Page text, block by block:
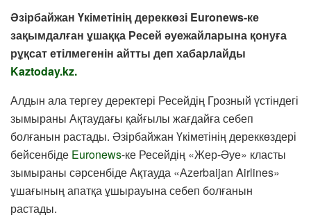
Әзірбайжан Үкіметінің дереккөзі Euronews-ке
зақымдалған ұшаққа Ресей әуежайларына қонуға
рұқсат етілмегенін айтты деп хабарлайды
Kaztoday.kz.
Алдын ала тергеу деректері Ресейдің Грозный үстіндегі
зымыраны Ақтаудағы қайғылы жағдайға себеп
болғанын растады. Әзірбайжан Үкіметінің дереккөздері
бейсенбіде Euronews-ке Ресейдің «Жер-Әуе» класты
зымыраны сәрсенбіде Ақтауда «Аzerbaijan Airlines»
ұшағының апатқа ұшырауына себеп болғанын
растады.